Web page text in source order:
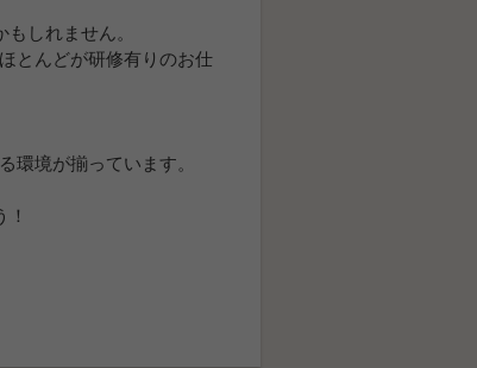
しれません。
とんどが研修有りのお仕
環境が揃っています。